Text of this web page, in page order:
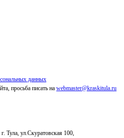
данных
просьба писать на webmaster@kraskitula.ru
Тула, ул.Скуратовская 100,